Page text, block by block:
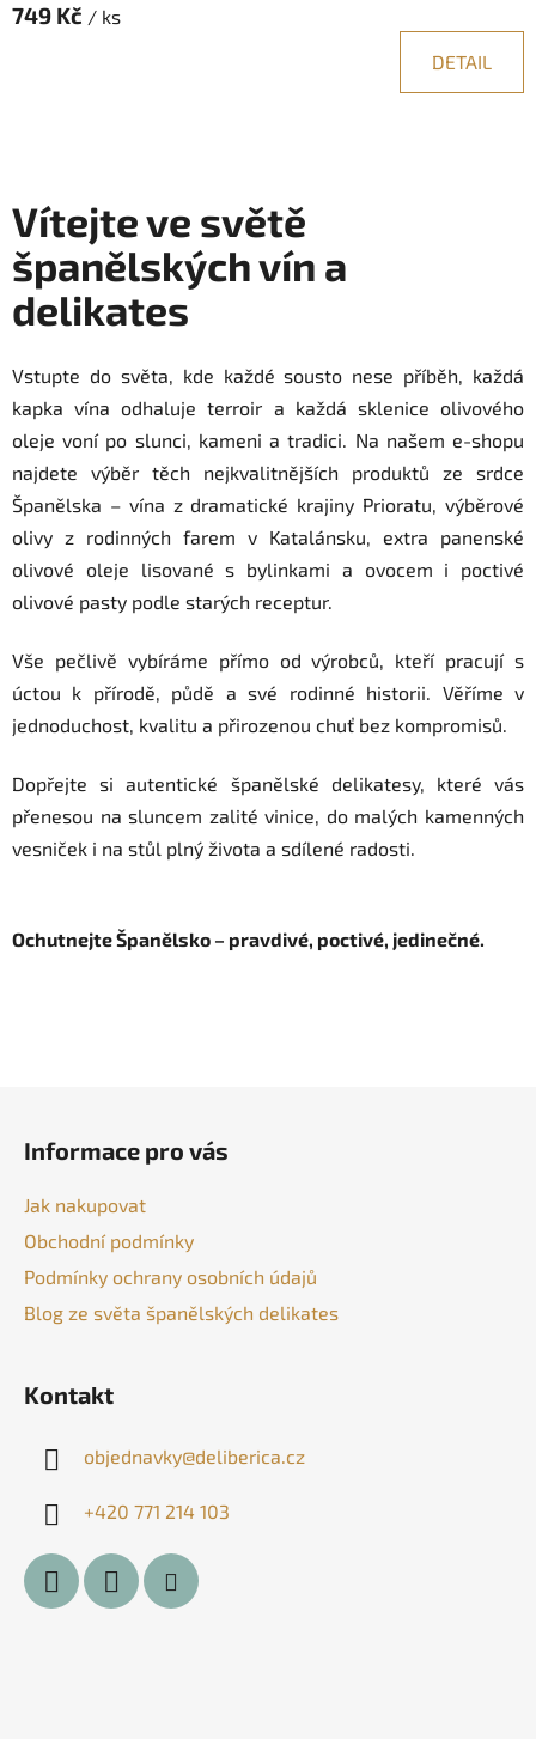
749 Kč / ks
DETAIL
Vítejte ve světě
španělských vín a
delikates
Vstupte do světa, kde každé sousto nese příběh, každá
kapka vína odhaluje terroir a každá sklenice olivového
oleje voní po slunci, kameni a tradici. Na našem e-shopu
najdete výběr těch nejkvalitnějších produktů ze srdce
Španělska – vína z dramatické krajiny Prioratu, výběrové
olivy z rodinných farem v Katalánsku, extra panenské
olivové oleje lisované s bylinkami a ovocem i poctivé
olivové pasty podle starých receptur.
Vše pečlivě vybíráme přímo od výrobců, kteří pracují s
úctou k přírodě, půdě a své rodinné historii. Věříme v
jednoduchost, kvalitu a přirozenou chuť bez kompromisů.
Dopřejte si autentické španělské delikatesy, které vás
přenesou na sluncem zalité vinice, do malých kamenných
vesniček i na stůl plný života a sdílené radosti.
Ochutnejte Španělsko – pravdivé, poctivé, jedinečné.
Informace pro vás
Jak nakupovat
Obchodní podmínky
Podmínky ochrany osobních údajů
Blog ze světa španělských delikates
Kontakt
objednavky@deliberica.cz
+420 771 214 103